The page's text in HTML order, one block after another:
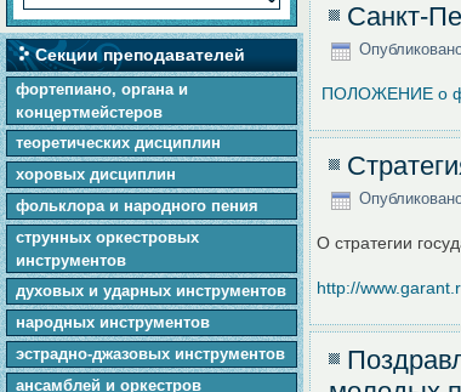
Секции преподавателей
фортепиано, органа и
концертмейстеров
теоретических дисциплин
хоровых дисциплин
фольклора и народного пения
cтpунныx оркестровых
инструментов
духовых и ударных инструментов
народных инструментов
эстрадно-джазовых инструментов
ансамблей и оркестров
Санкт-
ПОЛОЖЕНИЕ о
О стратегии
http://